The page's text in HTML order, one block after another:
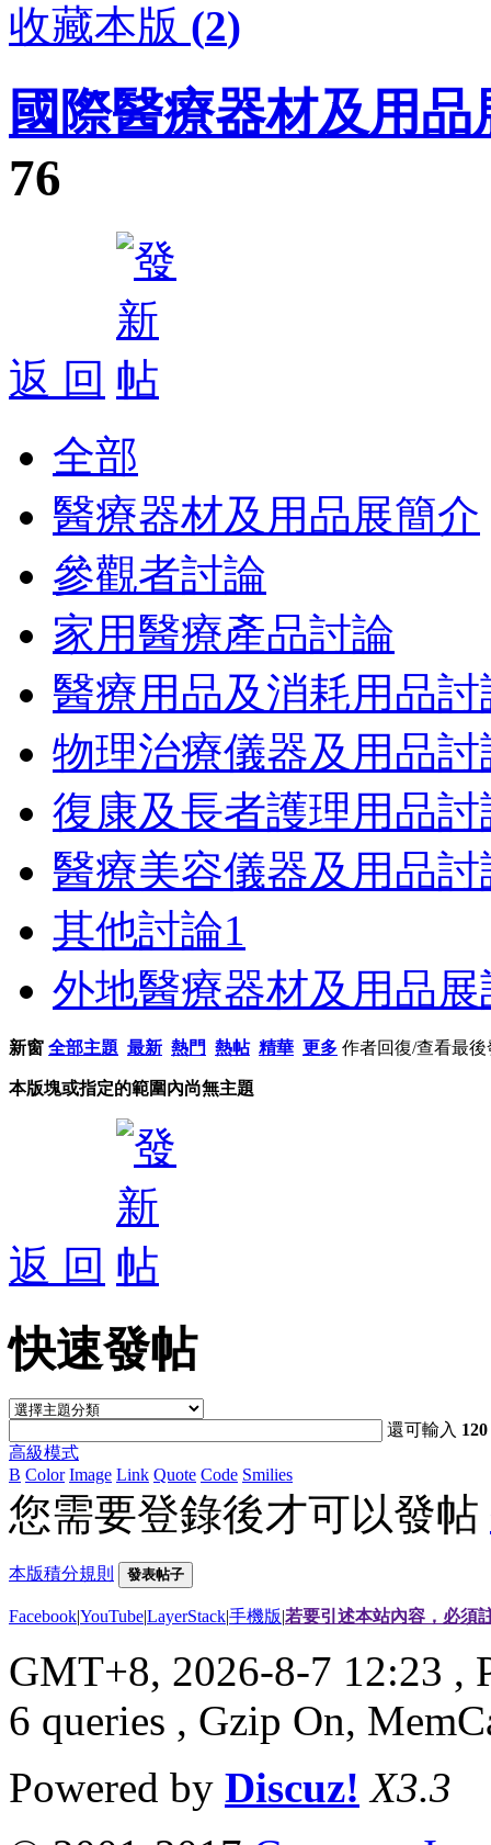
收藏本版 (2)
國際醫療器材及用品
76
返 回
全部
醫療器材及用品展簡介
參觀者討論
家用醫療產品討論
醫療用品及消耗用品討
物理治療儀器及用品討
復康及長者護理用品討
醫療美容儀器及用品討
其他討論1
外地醫療器材及用品展
新窗 全部主題 最新 熱門 熱帖 精華 更多 作者回復/查看最後
本版塊或指定的範圍內尚無主題
返 回
快速發帖
還可輸入 120
高級模式
B Color Image Link Quote Code Smilies
您需要登錄後才可以發帖
本版積分規則 發表帖子
Facebook|YouTube|LayerStack|手機版|若要引述本站內容，必須
GMT+8, 2026-8-7 12:23 ,
6 queries , Gzip On,
Powered by Discuz! X3.3